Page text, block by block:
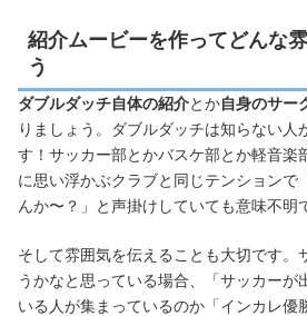
紹介ムービーを作ってどんな
う
ダブルダッチ自体の紹介とか自身のサー
りましょう。ダブルダッチは知らない人
す！サッカー部とかバスケ部とか軽音楽
に思い浮かぶクラブと同じテンションで
んか〜？」と声掛けしていても意味不明
そして雰囲気を伝えることも大切です。
うかなと思っている場合、「サッカーが
いる人が集まっているのか「インカレ優